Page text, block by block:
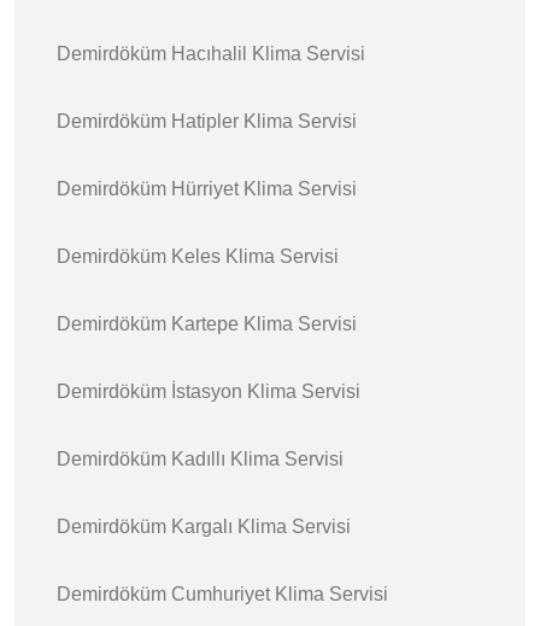
Demirdöküm Hacıhalil Klima Servisi
Demirdöküm Hatipler Klima Servisi
Demirdöküm Hürriyet Klima Servisi
Demirdöküm Keles Klima Servisi
Demirdöküm Kartepe Klima Servisi
Demirdöküm İstasyon Klima Servisi
Demirdöküm Kadıllı Klima Servisi
Demirdöküm Kargalı Klima Servisi
Demirdöküm Cumhuriyet Klima Servisi